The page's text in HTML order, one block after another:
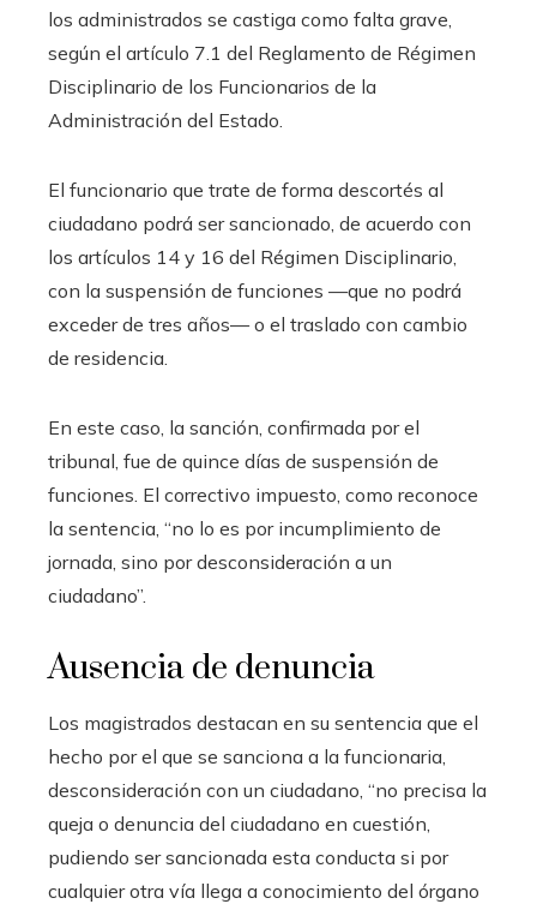
los administrados se castiga como falta grave,
según el artículo 7.1 del Reglamento de Régimen
Disciplinario de los Funcionarios de la
Administración del Estado.
El funcionario que trate de forma descortés al
ciudadano podrá ser sancionado, de acuerdo con
los artículos 14 y 16 del Régimen Disciplinario,
con la suspensión de funciones —que no podrá
exceder de tres años— o el traslado con cambio
de residencia.
En este caso, la sanción, confirmada por el
tribunal, fue de quince días de suspensión de
funciones. El correctivo impuesto, como reconoce
la sentencia, “no lo es por incumplimiento de
jornada, sino por desconsideración a un
ciudadano”.
Ausencia de denuncia
Los magistrados destacan en su sentencia que el
hecho por el que se sanciona a la funcionaria,
desconsideración con un ciudadano, “no precisa la
queja o denuncia del ciudadano en cuestión,
pudiendo ser sancionada esta conducta si por
cualquier otra vía llega a conocimiento del órgano